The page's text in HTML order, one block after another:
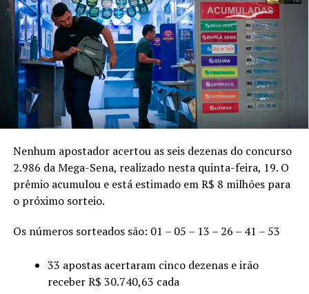
Nenhum apostador acertou as seis dezenas do concurso
2.986 da Mega-Sena, realizado nesta quinta-feira, 19. O
prêmio acumulou e está estimado em R$ 8 milhões para
o próximo sorteio.
Os números sorteados são: 01 – 05 – 13 – 26 – 41 – 53
33 apostas acertaram cinco dezenas e irão
receber R$ 30.740,63 cada